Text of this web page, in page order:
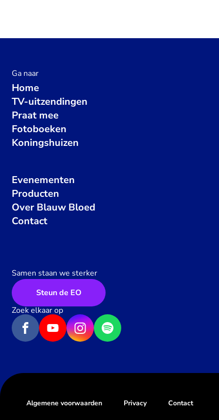
Ga naar
Home
TV-uitzendingen
Praat mee
Fotoboeken
Koningshuizen
Evenementen
Producten
Over Blauw Bloed
Contact
Samen staan we sterker
Steun de EO
Zoek elkaar op
Algemene voorwaarden Privacy Contact